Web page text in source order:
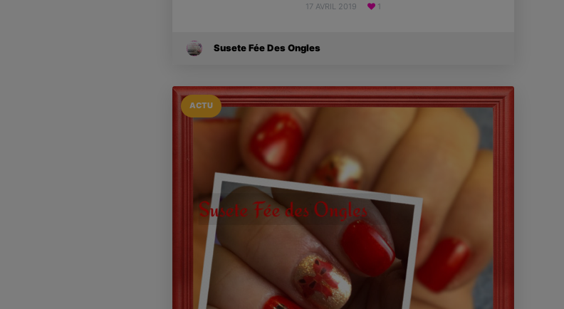
17 AVRIL 2019 1
Susete Fée Des Ongles
ACTU